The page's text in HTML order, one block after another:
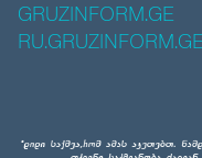
GRUZINFORM.GE
RU.GRUZINFORM.GE